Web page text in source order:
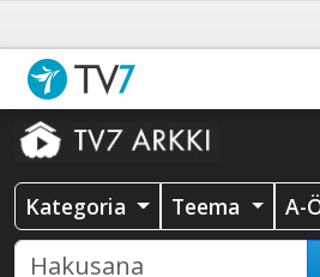
Kategoria Teema A-